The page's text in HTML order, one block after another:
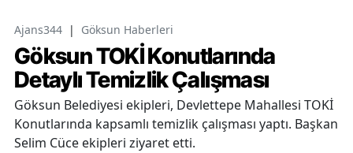
Ajans344 | Göksun Haberleri
Göksun TOKİ Konutlarında
Detaylı Temizlik Çalışması
Göksun Belediyesi ekipleri, Devlettepe Mahallesi TOKİ
Konutlarında kapsamlı temizlik çalışması yaptı. Başkan
Selim Cüce ekipleri ziyaret etti.